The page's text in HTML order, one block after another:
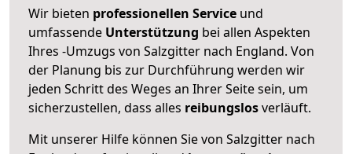
Wir bieten professionellen Service und
umfassende Unterstützung bei allen Aspekten
Ihres -Umzugs von Salzgitter nach England. Von
der Planung bis zur Durchführung werden wir
jeden Schritt des Weges an Ihrer Seite sein, um
sicherzustellen, dass alles reibungslosverläuft.
Mit unserer Hilfe können Sie von Salzgitter nach